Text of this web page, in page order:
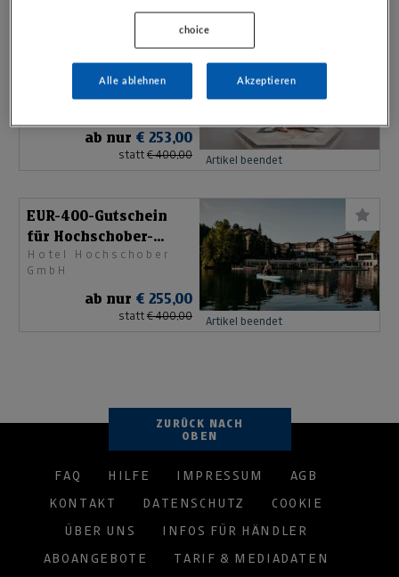
Hochschober-
Wellnessurlaub
ab nur € 253,00
statt € 400,00 Artikel beendet
EUR-400-Gutschein
für Hochschober-
Sommerurlaub
Hotel Hochschober
GmbH
ab nur € 255,00
statt € 400,00 Artikel beendet
ZURÜCK NACH
OBEN
FAQ HILFE IMPRESSUM AGB
KONTAKT DATENSCHUTZ COOKIE
ÜBER UNS INFOS FÜR HÄNDLER
ABOANGEBOTE TARIF & MEDIADATEN
choice
Alle ablehnen Akzeptieren